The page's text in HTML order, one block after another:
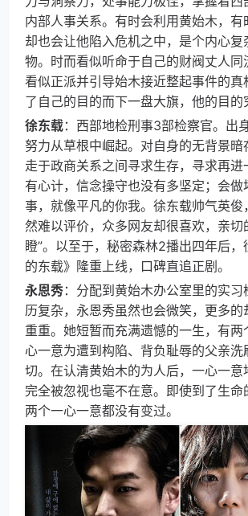
内部人事关系。有时会利用黄始木，有
却也会让他陷入危机之中，是个内心复
物。时而看似听命于自己的财阀丈人同
看似正派并引导始木接近整起事件的真
了自己的目的而下一盘大旗，他的目的
徐东载：西部地检刑事3部检察官。出
努力从草根中崛起。对自身的无背景暗
走于政商关系之间寻求生存，寻求再进
有心计，信念操守也没有多坚定；会做
事，就像平凡的你我。徐东载帅气英俊
然难以评价，众多网友却很喜欢，亲切
瞪”。以至于，秘密森林2播出四年后
的东载》隆重上线，口碑直追正剧。
永恩秀：分配到黄始木办公室里的实
历复杂，永恩秀虽然也会微笑，更多
重重。她短暂而充满遗憾的一生，有
心一意为遭到构陷、背负耻辱的父亲
切。在认清黄始木的为人后，一心一意
完全被忽视也毫不在意。即使到了生
两个一心一意都没有变过。